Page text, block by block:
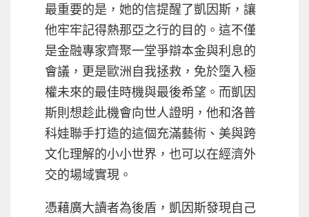
最重要的是，她的信提醒了凱因斯，讓
他牢牢記得熱那亞之行的目的。這不僅
是金融專家齊聚一堂爭辯本金與利息的
會議，更是歐洲自我拯救，免於墮入極
權未來的最佳時機與最後希望。而凱因
斯則想趁此機會向世人證明，他和洛普
科娃聯手打造的這個充滿藝術、美與跨
文化理解的小小世界，也可以在經濟外
交的場域實現。
憑藉廣大讀者為後盾，凱因斯發現自己